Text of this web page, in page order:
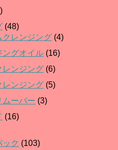
(48)
クレンジング (4)
ングオイル (16)
レンジング (6)
レンジング (5)
ムーバー (3)
(16)
ック (103)